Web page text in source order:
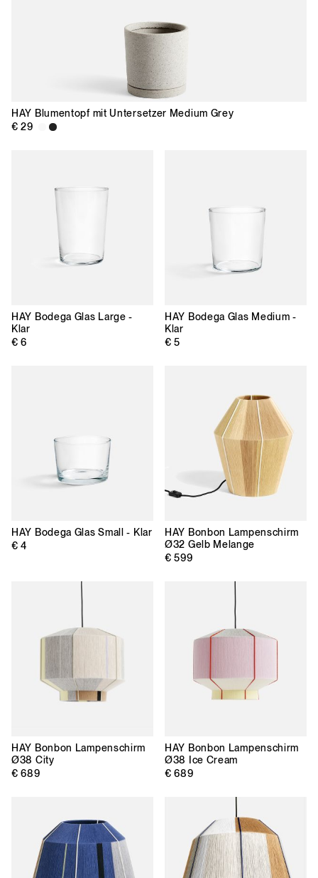
HAY Blumentopf mit Untersetzer Medium Grey
€ 29
HAY Bodega Glas Large -
Klar
€ 6
HAY Bodega Glas Medium -
Klar
€ 5
HAY Bodega Glas Small - Klar
€ 4
HAY Bonbon Lampenschirm
Ø32 Gelb Melange
€ 599
HAY Bonbon Lampenschirm
Ø38 City
€ 689
HAY Bonbon Lampenschirm
Ø38 Ice Cream
€ 689